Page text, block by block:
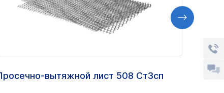
вытяжной лист 508 Ст3сп